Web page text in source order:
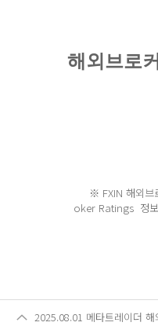
해외브로
※ FXIN 해외
oker Ratings 정보
2025.08.01 메타트레이더